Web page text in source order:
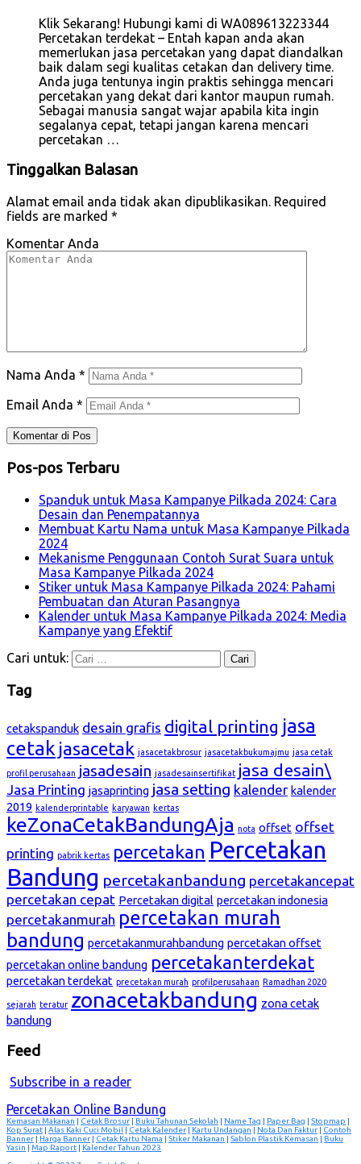
Klik Sekarang! Hubungi kami di WA089613223344
Percetakan terdekat – Entah kapan anda akan
memerlukan jasa percetakan yang dapat diandalkan
baik dalam segi kualitas cetakan dan delivery time.
Anda juga tentunya ingin praktis sehingga mencari
percetakan yang dekat dari kantor maupun rumah.
Sebagai manusia sangat wajar apabila kita ingin
segalanya cepat, tetapi jangan karena mencari
percetakan …
Tinggalkan Balasan
Alamat email anda tidak akan dipublikasikan. Required
fields are marked *
Komentar Anda
Nama Anda *
Email Anda *
Pos-pos Terbaru
Spanduk untuk Masa Kampanye Pilkada 2024: Cara
Desain dan Penempatannya
Membuat Kartu Nama untuk Masa Kampanye Pilkada
2024
Mekanisme Penggunaan Contoh Surat Suara untuk
Masa Kampanye Pilkada 2024
Stiker untuk Masa Kampanye Pilkada 2024: Pahami
Pembuatan dan Aturan Pasangnya
Kalender untuk Masa Kampanye Pilkada 2024: Media
Kampanye yang Efektif
Cari untuk:
Tag
cetakspanduk desain grafis digital printing jasa
cetak jasacetak jasacetakbrosur jasacetakbukumajmu jasa cetak
profil perusahaan jasadesain jasadesainsertifikat jasa desain\
Jasa Printing jasaprinting jasa setting kalender kalender
2019 kalenderprintable karyawan kertas
keZonaCetakBandungAja nota offset offset
printing pabrik kertas percetakan Percetakan
Bandung percetakanbandung percetakancepat
percetakan cepat Percetakan digital percetakan indonesia
percetakanmurah percetakan murah
bandung percetakanmurahbandung percetakan offset
percetakan online bandung percetakanterdekat
percetakan terdekat precetakan murah profilperusahaan Ramadhan 2020
sejarah teratur zonacetakbandung zona cetak
bandung
Feed
Subscribe in a reader
Percetakan Online Bandung
Kemasan Makanan Cetak Brosur Buku Tahunan Sekolah Name Tag Paper Bag Stopmap
Kop Surat
Alas Kaki Cuci Mobil Cetak Kalender Kartu Undangan Nota Dan Faktur
Contoh
Banner
Harga Banner Cetak Kartu Nama Stiker Makanan Sablon Plastik Kemasan
Buku
Yasin
Map Raport
Kalender Tahun 2023